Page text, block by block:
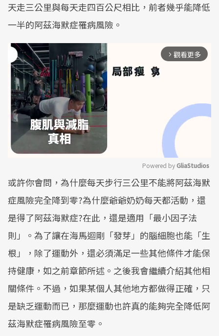
天走三公里與每天走四百公尺相比，前者幾乎能降低
一半的阿茲海默症罹病風險。
arrow_forward_ios 觀看更多
Mute
Powered by GliaStudios
或許你會問，為什麼每天步行三公里不能將阿茲海默
症風險完全降到零?為什麼爺爺奶奶每天都活動，還
是得了阿茲海默症?在此，還是適用「最小因子法
則」。為了讓在海馬迴剛「發芽」的腦細胞也能「生
根」，除了運動外，還必須滿足一些其他條件才能保
持健康，如之前章節所述。之後我會繼續介紹其他相
關條件。不過，如果某個人其他地方都做得正確，只
是缺乏運動而已，那麼運動也許真的能夠完全降低阿
茲海默症罹病風險至零。